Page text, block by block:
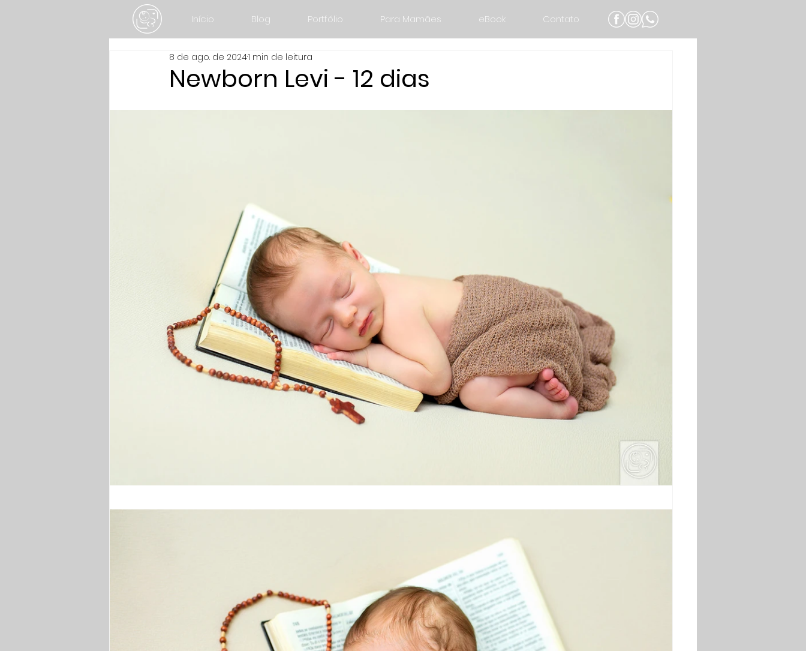
Início Blog Portfólio Para Mamães eBook Contato
Tags: mundo novo fotografia, mundo novo, mundo novo newborn, mundo novo caxias do
mundo novo serra gaúcha, newborn, newborn caxias, newborn caxias do sul, new born, new
born caxias do sul, newborn são marcos, newborn farroupilha, newborn bento gonçalves,
newborn nova petrópolis, newborn gramado, newborn farroupilha, newborn flores da cunha,
newborn vacaria, newborn antonio prado, newborn garibaldi, newborn serra gaúcha, serra
gaúcha, fotografia recém-nascido, recém-nascido caxias do sul, fotografia caxias do sul,
fotógrafo caxias do sul, estúdio caxias do sul, studio caxias, gestante caxias do sul,
foto de gestante caxias, grávida caxias do sul, gestantes serra gaúcha, bebês caxias do
sul, ensaio recem nascido, bebes caxias do sul, workshop newborn, workshop mundo do
newborn, mundo do newborn, fotografia infantil caxias do sul, fotografo serra gaucha,
estudio fotografico caxias do sul, abfrn, associado abfrn. associação brasileira de
recém-nascidos, newborn arco iris, bebe arco iris, newborn responsável eu faço,
fotografia recém-nascido serra gaúcha, gustavo scain zardo, cláudia magrin, revista
requinte kids e teen, revista requinte, revista afrodite, revista fhox, maternidade
caxias do sul, berçário caxias do sul, ala materno infatil unimed caxias do sul,
berçário unimed caxias, berçário pompéia, smash cake caxias, ensaio smash cake, ensaio
cake smash, smash fruit, ensaio smash fruit, ensaio gestante caxias, chateau lacave
caxias, foto de acompanhamento, ideia de fotografia mensal, ensaio de família, foto em
família, aniversário infantil caxias do sul, foto de aniversário.
Newborn Levi - 12 dias
8 de ago. de 20241 min de leitura